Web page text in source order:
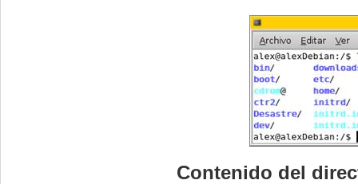
Contenido del